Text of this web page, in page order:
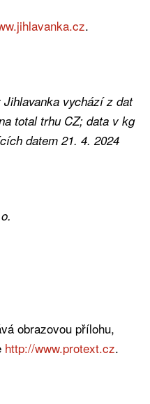
.
vychází z dat
total trhu CZ; data v kg
datem 21. 4. 2024
obrazovou přílohu,
http://www.protext.cz.